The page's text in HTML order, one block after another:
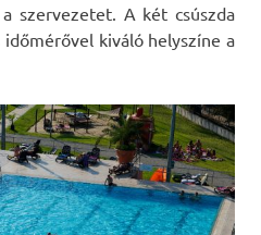
szervezetet. A két csúszda
kiváló helyszíne a